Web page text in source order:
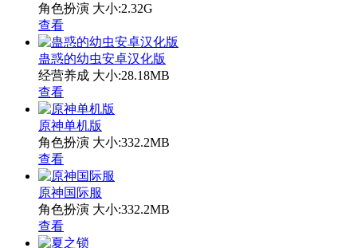
角色扮演 大小:2.32G
查看
蛊惑的幼虫安卓汉化版
经营养成 大小:28.18MB
查看
原神单机版
角色扮演 大小:332.2MB
查看
原神国际服
角色扮演 大小:332.2MB
查看